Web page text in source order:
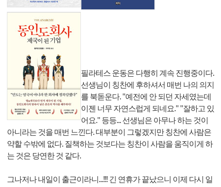
필라테스 운동은 다행히 계속 진행중이다.
선생님이 칭찬에 후하셔서 매번 나의 의지
를 북돋운다. "예전에 안 되던 자세였는데
이젠 너무 자연스럽게 되네요." "잘하고 있
어요." 등등... 선생님은 아무나 하는 것이
아니라는 것을 매번 느낀다. 대부분이 그렇겠지만 칭찬에 사람은
약할 수밖에 없다. 질책하는 것보다는 칭찬이 사람을 움직이게 하
는 것은 당연한 것 같다.
그나저나 내일이 출근이라니...!!! 긴 연휴가 끝났으니 이제 다시 일